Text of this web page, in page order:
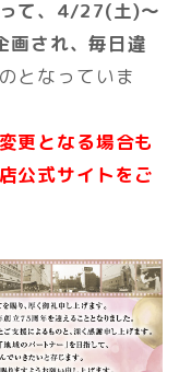
て、4/27(土)～
され、毎日違
となっていま
更となる場合も
公式サイトをご